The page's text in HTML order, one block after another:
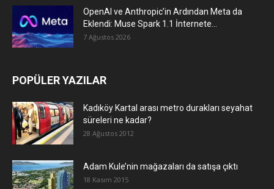
OpenAI ve Anthropic’in Ardından Meta da
Eklendi: Muse Spark 1.1 İnternete...
7 Ağustos 2026
POPÜLER YAZILAR
Kadıköy Kartal arası metro durakları seyahat
süreleri ne kadar?
28 Ağustos 2012
Adam Kule’nin mağazaları da satışa çıktı
18 Kasım 2015